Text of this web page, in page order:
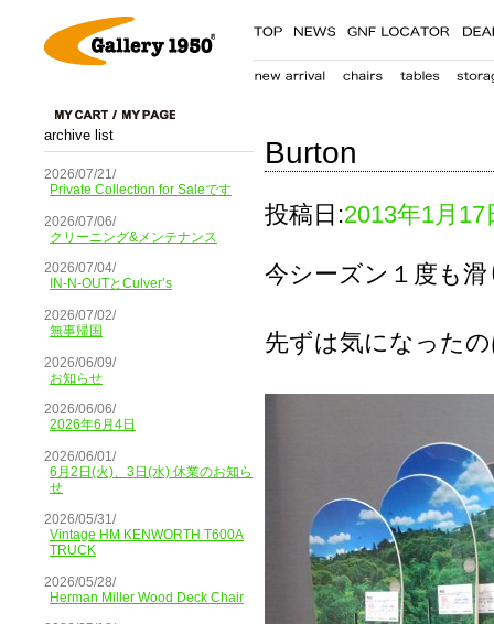
archive list
2026/07/21/
Private Collection for Saleです
2026/07/06/
クリーニング&メンテナンス
2026/07/04/
IN-N-OUTとCulver’s
2026/07/02/
無事帰国
2026/06/09/
お知らせ
2026/06/06/
2026年6月4日
2026/06/01/
6月2日(火)、3日(水) 休業のお知ら
せ
2026/05/31/
Vintage HM KENWORTH T600A
TRUCK
2026/05/28/
Herman Miller Wood Deck Chair
Burton
投稿日:2013年1月17
今シーズン１度も
先ずは気になった